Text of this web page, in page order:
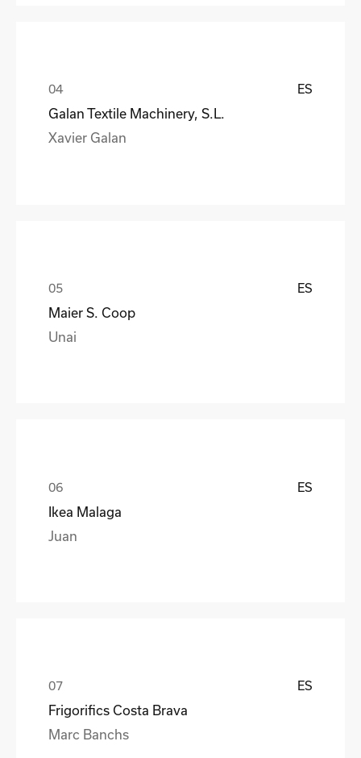
ES
Galan Textile Machinery, S.L.
Xavier Galan
ES
Maier S. Coop
Unai
ES
Ikea Malaga
Juan
ES
Frigorifics Costa Brava
Marc Banchs